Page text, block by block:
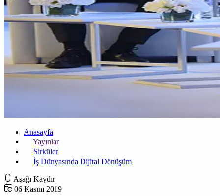
Anasayfa
Yayınlar
Sirküler
İş Dünyasında Dijital Dönüşüm
Aşağı Kaydır
06 Kasım 2019